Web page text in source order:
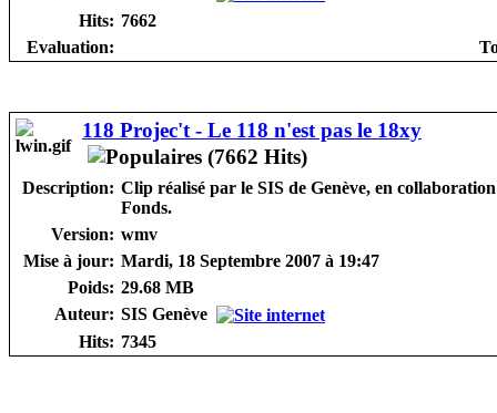
Hits: 7662
Evaluation:
118 Projec't - Le 118 n'est pas le 18xy
Description: Clip réalisé par le SIS de Genève, en
Fonds.
Version: wmv
Mise à jour: Mardi, 18 Septembre 2007 à 19:47
Poids: 29.68 MB
Auteur: SIS Genève
Hits: 7345